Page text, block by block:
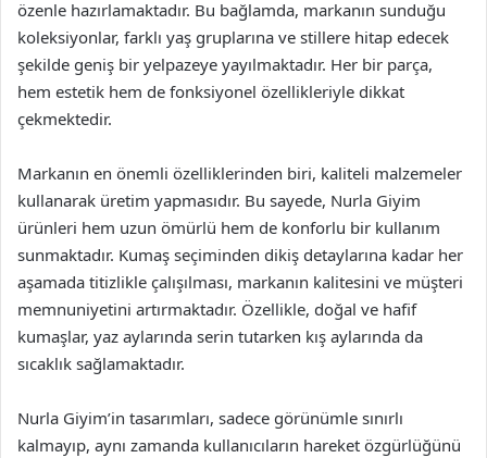
özenle hazırlamaktadır. Bu bağlamda, markanın sunduğu
koleksiyonlar, farklı yaş gruplarına ve stillere hitap edecek
şekilde geniş bir yelpazeye yayılmaktadır. Her bir parça,
hem estetik hem de fonksiyonel özellikleriyle dikkat
çekmektedir.
Markanın en önemli özelliklerinden biri, kaliteli malzemeler
kullanarak üretim yapmasıdır. Bu sayede, Nurla Giyim
ürünleri hem uzun ömürlü hem de konforlu bir kullanım
sunmaktadır. Kumaş seçiminden dikiş detaylarına kadar her
aşamada titizlikle çalışılması, markanın kalitesini ve müşteri
memnuniyetini artırmaktadır. Özellikle, doğal ve hafif
kumaşlar, yaz aylarında serin tutarken kış aylarında da
sıcaklık sağlamaktadır.
Nurla Giyim’in tasarımları, sadece görünümle sınırlı
kalmayıp, aynı zamanda kullanıcıların hareket özgürlüğünü